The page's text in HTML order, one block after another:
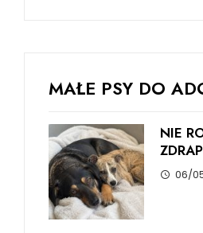
MAŁE PSY DO
NIE
06/